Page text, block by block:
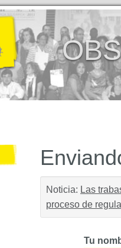
Noticia: Las
proceso de
Tu